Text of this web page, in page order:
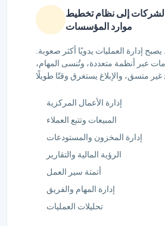
الشركات إلى نظام تخطيط
موارد المؤسسات
يصبح إدارة العمليات يدويًا أكثر صعوبة.
عبر أنظمة متعددة، وتُنسى المهام،
إدارة الأعمال المركزية
المبيعات وتتبع العملاء
إدارة المخزون والمستودعات
الرؤية المالية والتقارير
أتمتة سير العمل
إدارة المهام والفريق
تحليلات العمليات